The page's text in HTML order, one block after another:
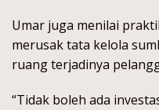
Umar juga menilai
merusak tata kelola
ruang terjadinya
“Tidak boleh ada